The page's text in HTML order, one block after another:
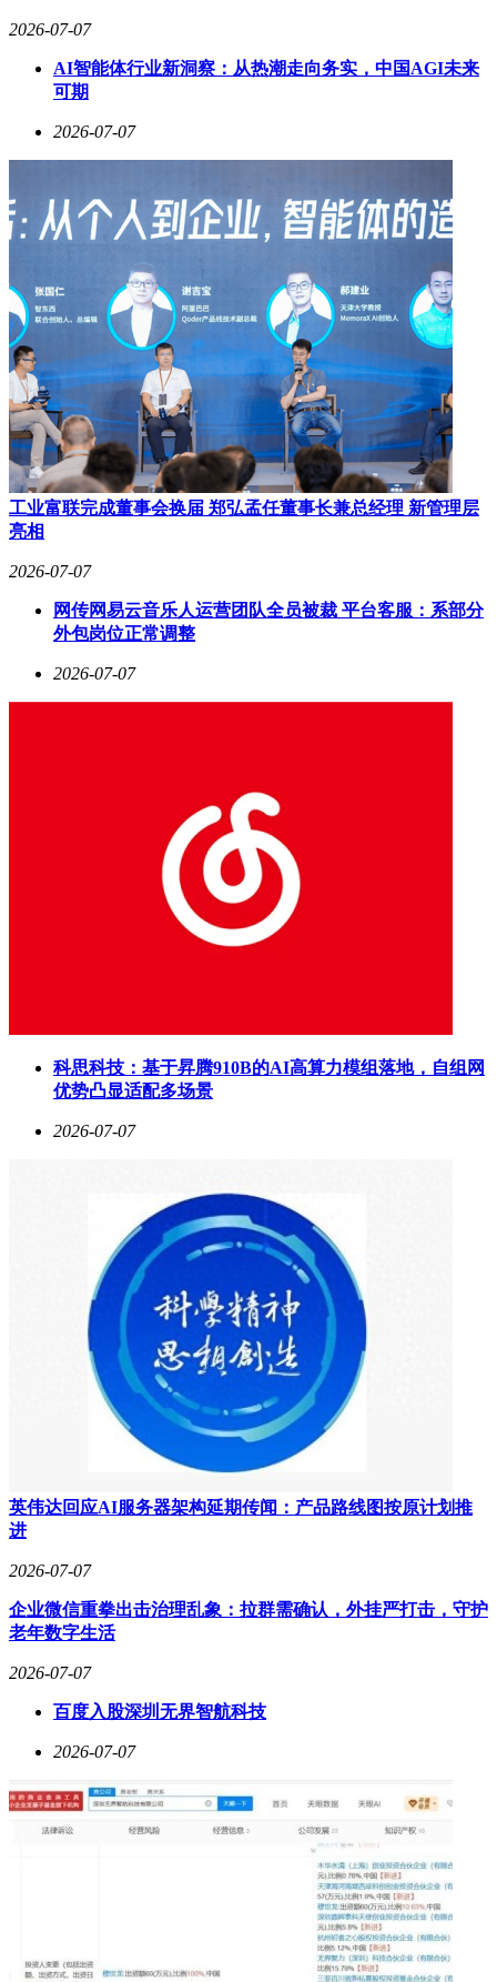
2026-07-07
AI智能体行业新洞察：从热潮走向务实，中国AGI未来
可期
2026-07-07
工业富联完成董事会换届 郑弘孟任董事长兼总经理 新管理层
亮相
2026-07-07
网传网易云音乐人运营团队全员被裁 平台客服：系部分
外包岗位正常调整
2026-07-07
科思科技：基于昇腾910B的AI高算力模组落地，自组网
优势凸显适配多场景
2026-07-07
英伟达回应AI服务器架构延期传闻：产品路线图按原计划推
进
2026-07-07
企业微信重拳出击治理乱象：拉群需确认，外挂严打击，守护
老年数字生活
2026-07-07
百度入股深圳无界智航科技
2026-07-07